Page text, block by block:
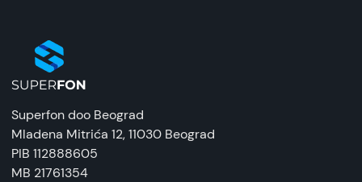
zakona o zaštiti potrošača. Detaljnije o ugovoru
na daljinu, uslove reklamacije i povrata pročitajte
-ovde
Napomena:
Superfon doo se trudi da informacije i fotografije
artikala budu što tačnije i detaljnije ali ne može
da garantuje da su svi podaci apsolutno ispravni.
Superfon doo Beograd
Mladena Mitrića 12, 11030 Beograd
PIB 112888605
MB 21761354